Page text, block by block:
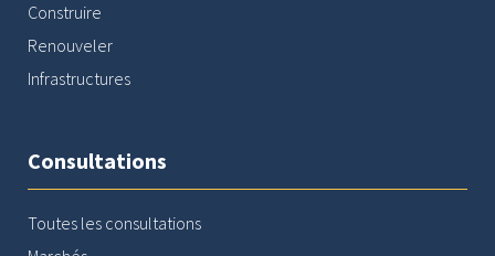
Construire
Renouveler
Infrastructures
Consultations
Toutes les consultations